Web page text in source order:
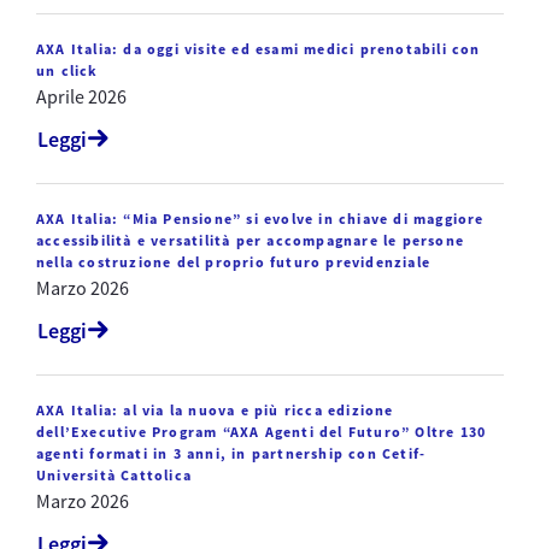
AXA Italia: da oggi visite ed esami medici prenotabili con
un click
Aprile 2026
Leggi
AXA Italia: “Mia Pensione” si evolve in chiave di maggiore
accessibilità e versatilità per accompagnare le persone
nella costruzione del proprio futuro previdenziale
Marzo 2026
Leggi
AXA Italia: al via la nuova e più ricca edizione
dell’Executive Program “AXA Agenti del Futuro” Oltre 130
agenti formati in 3 anni, in partnership con Cetif-
Università Cattolica
Marzo 2026
Leggi